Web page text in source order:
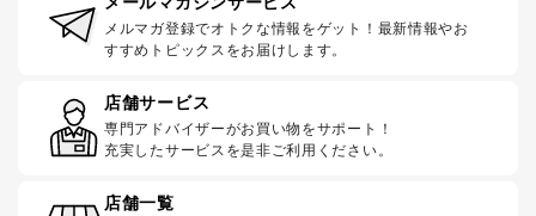
メルマガ登録でオトクな情報をゲット！最新情報やお
すすめトピックスをお届けします。
店舗サービス
専門アドバイザーがお買い物をサポート！
充実したサービスを是非ご利用ください。
店舗一覧